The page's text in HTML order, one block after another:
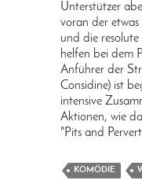
Unterstützer
voran der
und die
helfen bei dem
Anführer der
Considine) ist
intensive
Aktionen, wie
"Pits and
KOMÖDIE